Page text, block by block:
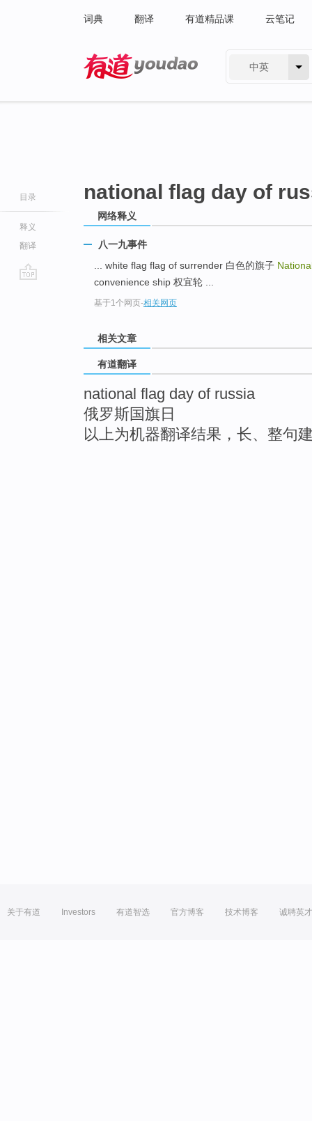
词典 翻译 有道精品课 云笔记
中英
目录
释义
翻译
national flag day of
网络释义
八一九事件
... white flag flag of surrender 白色的旗子
convenience ship 权宜轮 ...
基于1个网页-相关网页
相关文章
有道翻译
national flag day of russia
俄罗斯国旗日
以上为机器翻译结果，长、整句
关于有道 Investors 有道智选 官方博客 技术博客 诚聘英才